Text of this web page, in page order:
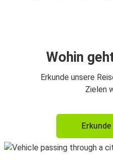
Wohin
Erkunde unsere
Zielen